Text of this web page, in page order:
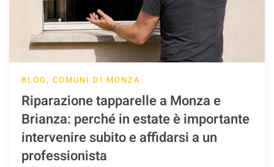
BLOG, COMUNI DI MONZA
Riparazione tapparelle a Monza e
Brianza: perché in estate è importante
intervenire subito e affidarsi a un
professionista